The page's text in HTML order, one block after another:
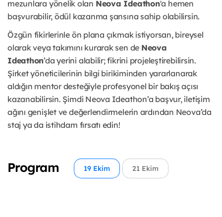
mezunlara yönelik olan Neova Ideathon'a hemen
başvurabilir, ödül kazanma şansına sahip olabilirsin.
Özgün fikirlerinle ön plana çıkmak istiyorsan, bireysel
olarak veya takımını kurarak sen de Neova
Ideathon’da yerini alabilir; fikrini projeleştirebilirsin.
Şirket yöneticilerinin bilgi birikiminden yararlanarak
aldığın mentor desteğiyle profesyonel bir bakış açısı
kazanabilirsin. Şimdi Neova Ideathon’a başvur, iletişim
ağını genişlet ve değerlendirmelerin ardından Neova’da
staj ya da istihdam fırsatı edin!
Program 19 Ekim 21 Ekim